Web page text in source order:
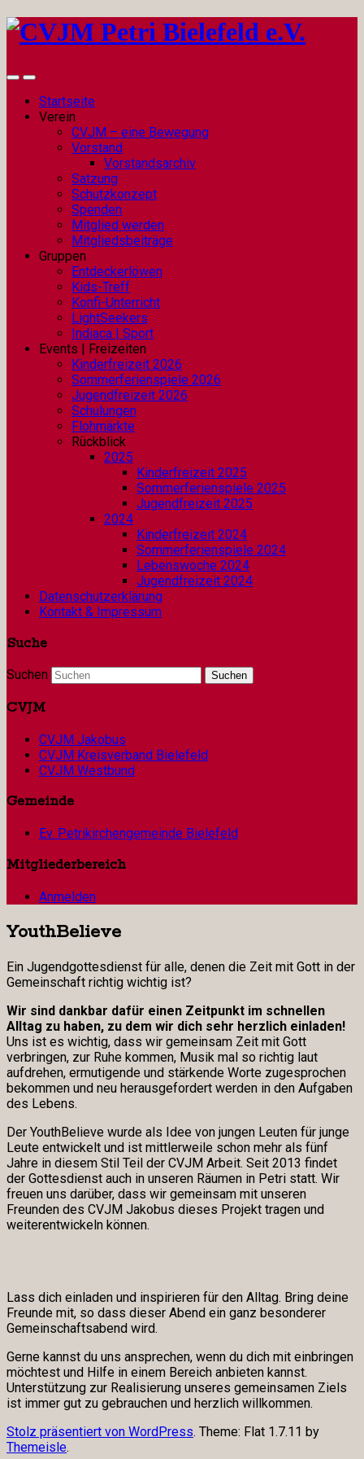
Startseite
Verein
CVJM – eine Bewegung
Vorstand
Vorstandsarchiv
Satzung
Schutzkonzept
Spenden
Mitglied werden
Mitgliedsbeiträge
Gruppen
Entdeckerlöwen
Kids-Treff
Konfi-Unterricht
LightSeekers
Indiaca | Sport
Events | Freizeiten
Kinderfreizeit 2026
Sommerferienspiele 2026
Jugendfreizeit 2026
Schulungen
Flohmärkte
Rückblick
2025
Kinderfreizeit 2025
Sommerferienspiele 2025
Jugendfreizeit 2025
2024
Kinderfreizeit 2024
Sommerferienspiele 2024
Lebenswoche 2024
Jugendfreizeit 2024
Datenschutzerklärung
Kontakt & Impressum
Suche
Suchen
CVJM
CVJM Jakobus
CVJM Kreisverband Bielefeld
CVJM Westbund
Gemeinde
Ev. Petrikirchengemeinde Bielefeld
Mitgliederbereich
Anmelden
YouthBelieve
Ein Jugendgottesdienst für alle, denen die Zeit mit Gott in der
Gemeinschaft richtig wichtig ist?
Wir sind dankbar dafür einen Zeitpunkt im schnellen
Alltag zu haben, zu dem wir dich sehr herzlich einladen!
Uns ist es wichtig, dass wir gemeinsam Zeit mit Gott
verbringen, zur Ruhe kommen, Musik mal so richtig laut
aufdrehen, ermutigende und stärkende Worte zugesprochen
bekommen und neu herausgefordert werden in den Aufgaben
des Lebens.
Der YouthBelieve wurde als Idee von jungen Leuten für junge
Leute entwickelt und ist mittlerweile schon mehr als fünf
Jahre in diesem Stil Teil der CVJM Arbeit. Seit 2013 findet
der Gottesdienst auch in unseren Räumen in Petri statt. Wir
freuen uns darüber, dass wir gemeinsam mit unseren
Freunden des CVJM Jakobus dieses Projekt tragen und
weiterentwickeln können.
Lass dich einladen und inspirieren für den Alltag. Bring deine
Freunde mit, so dass dieser Abend ein ganz besonderer
Gemeinschaftsabend wird.
Gerne kannst du uns ansprechen, wenn du dich mit einbringen
möchtest und Hilfe in einem Bereich anbieten kannst.
Unterstützung zur Realisierung unseres gemeinsamen Ziels
ist immer gut zu gebrauchen und herzlich willkommen.
Stolz präsentiert von WordPress. Theme: Flat 1.7.11 by
Themeisle.